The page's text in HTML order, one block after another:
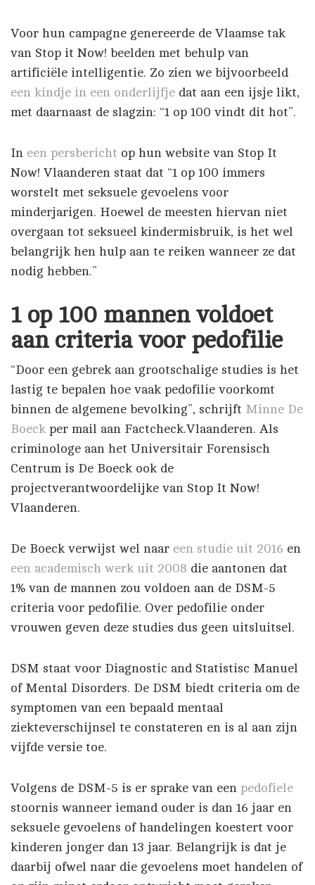
Voor hun campagne genereerde de Vlaamse tak
van Stop it Now! beelden met behulp van
artificiële intelligentie. Zo zien we bijvoorbeeld
een kindje in een onderlijfje dat aan een ijsje likt,
met daarnaast de slagzin: “1 op 100 vindt dit hot”.
In een persbericht op hun website van Stop It
Now! Vlaanderen staat dat “1 op 100 immers
worstelt met seksuele gevoelens voor
minderjarigen. Hoewel de meesten hiervan niet
overgaan tot seksueel kindermisbruik, is het wel
belangrijk hen hulp aan te reiken wanneer ze dat
nodig hebben.”
1 op 100 mannen voldoet
aan criteria voor pedofilie
“Door een gebrek aan grootschalige studies is het
lastig te bepalen hoe vaak pedofilie voorkomt
binnen de algemene bevolking”, schrijft Minne De
Boeck per mail aan Factcheck.Vlaanderen. Als
criminologe aan het Universitair Forensisch
Centrum is De Boeck ook de
projectverantwoordelijke van Stop It Now!
Vlaanderen.
De Boeck verwijst wel naar een studie uit 2016 en
een academisch werk uit 2008 die aantonen dat
1% van de mannen zou voldoen aan de DSM-5
criteria voor pedofilie. Over pedofilie onder
vrouwen geven deze studies dus geen uitsluitsel.
DSM staat voor Diagnostic and Statistisc Manuel
of Mental Disorders. De DSM biedt criteria om de
symptomen van een bepaald mentaal
ziekteverschijnsel te constateren en is al aan zijn
vijfde versie toe.
Volgens de DSM-5 is er sprake van een pedofiele
stoornis wanneer iemand ouder is dan 16 jaar en
seksuele gevoelens of handelingen koestert voor
kinderen jonger dan 13 jaar. Belangrijk is dat je
daarbij ofwel naar die gevoelens moet handelen of